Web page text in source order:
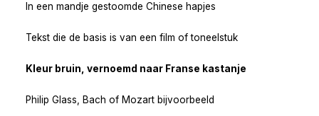
In een mandje gestoomde Chinese hapjes
Tekst die de basis is van een film of toneelstuk
Kleur bruin, vernoemd naar Franse kastanje
Philip Glass, Bach of Mozart bijvoorbeeld